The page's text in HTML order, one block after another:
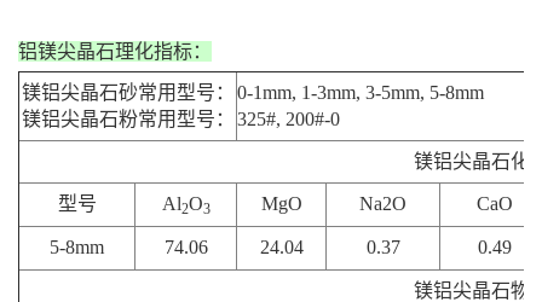
铝镁尖晶石理化指标：
镁铝尖晶石砂常用型号：
镁铝尖晶石粉常用型号：
0-1mm, 1-3mm, 3-5mm, 5-8mm
325#, 200#-0
镁铝尖晶石化
型号 Al2O3 MgO Na2O CaO
5-8mm 74.06 24.04 0.37 0.49
镁铝尖晶石物